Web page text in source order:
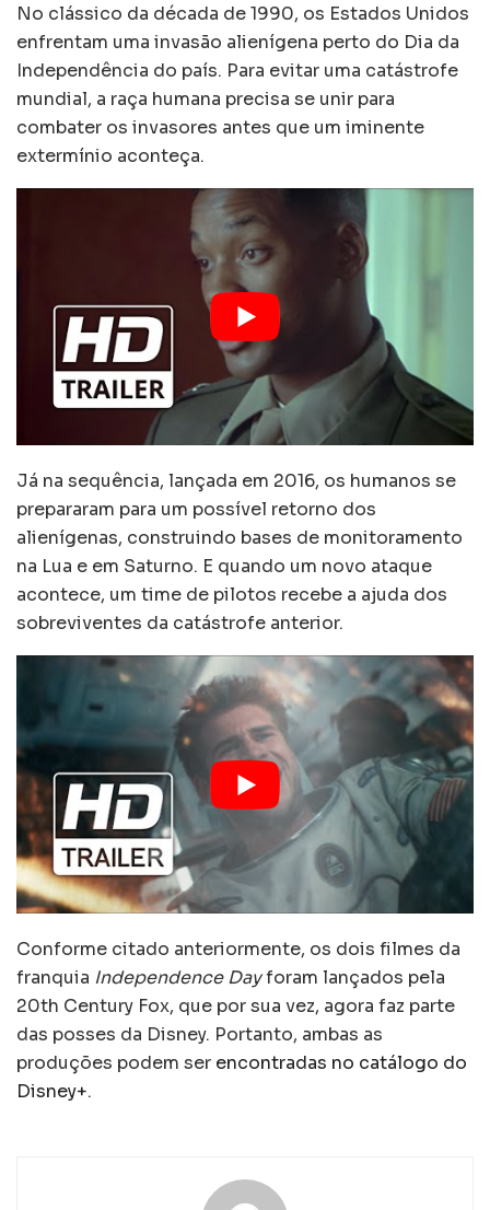
No clássico da década de 1990, os Estados Unidos
enfrentam uma invasão alienígena perto do Dia da
Independência do país. Para evitar uma catástrofe
mundial, a raça humana precisa se unir para
combater os invasores antes que um iminente
extermínio aconteça.
Já na sequência, lançada em 2016, os humanos se
prepararam para um possível retorno dos
alienígenas, construindo bases de monitoramento
na Lua e em Saturno. E quando um novo ataque
acontece, um time de pilotos recebe a ajuda dos
sobreviventes da catástrofe anterior.
Conforme citado anteriormente, os dois filmes da
franquia Independence Dayforam lançados pela
20th Century Fox, que por sua vez, agora faz parte
das posses da Disney. Portanto, ambas as
produções podem ser encontradas no catálogo do
Disney+.